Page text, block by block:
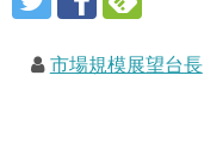
市場規模展望台長